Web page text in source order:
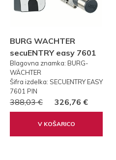
BURG WACHTER
secuENTRY easy 7601
PIN KODA
Blagovna znamka: BURG-
WÄCHTER
Šifra izdelka: SECUENTRY EASY
7601 PIN
388,03 € 326,76 €
V KOŠARICO